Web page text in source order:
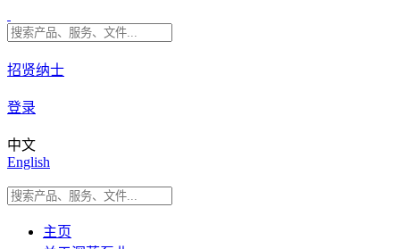
招贤纳士
登录
中文
English
主页